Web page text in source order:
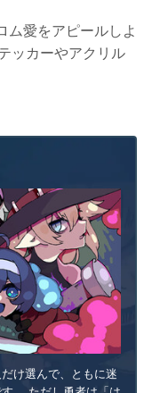
ム愛をアピールしよ
ッカーやアクリル
け選んで、ともに迷